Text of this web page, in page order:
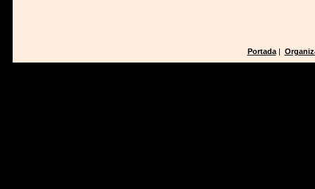
Portada|